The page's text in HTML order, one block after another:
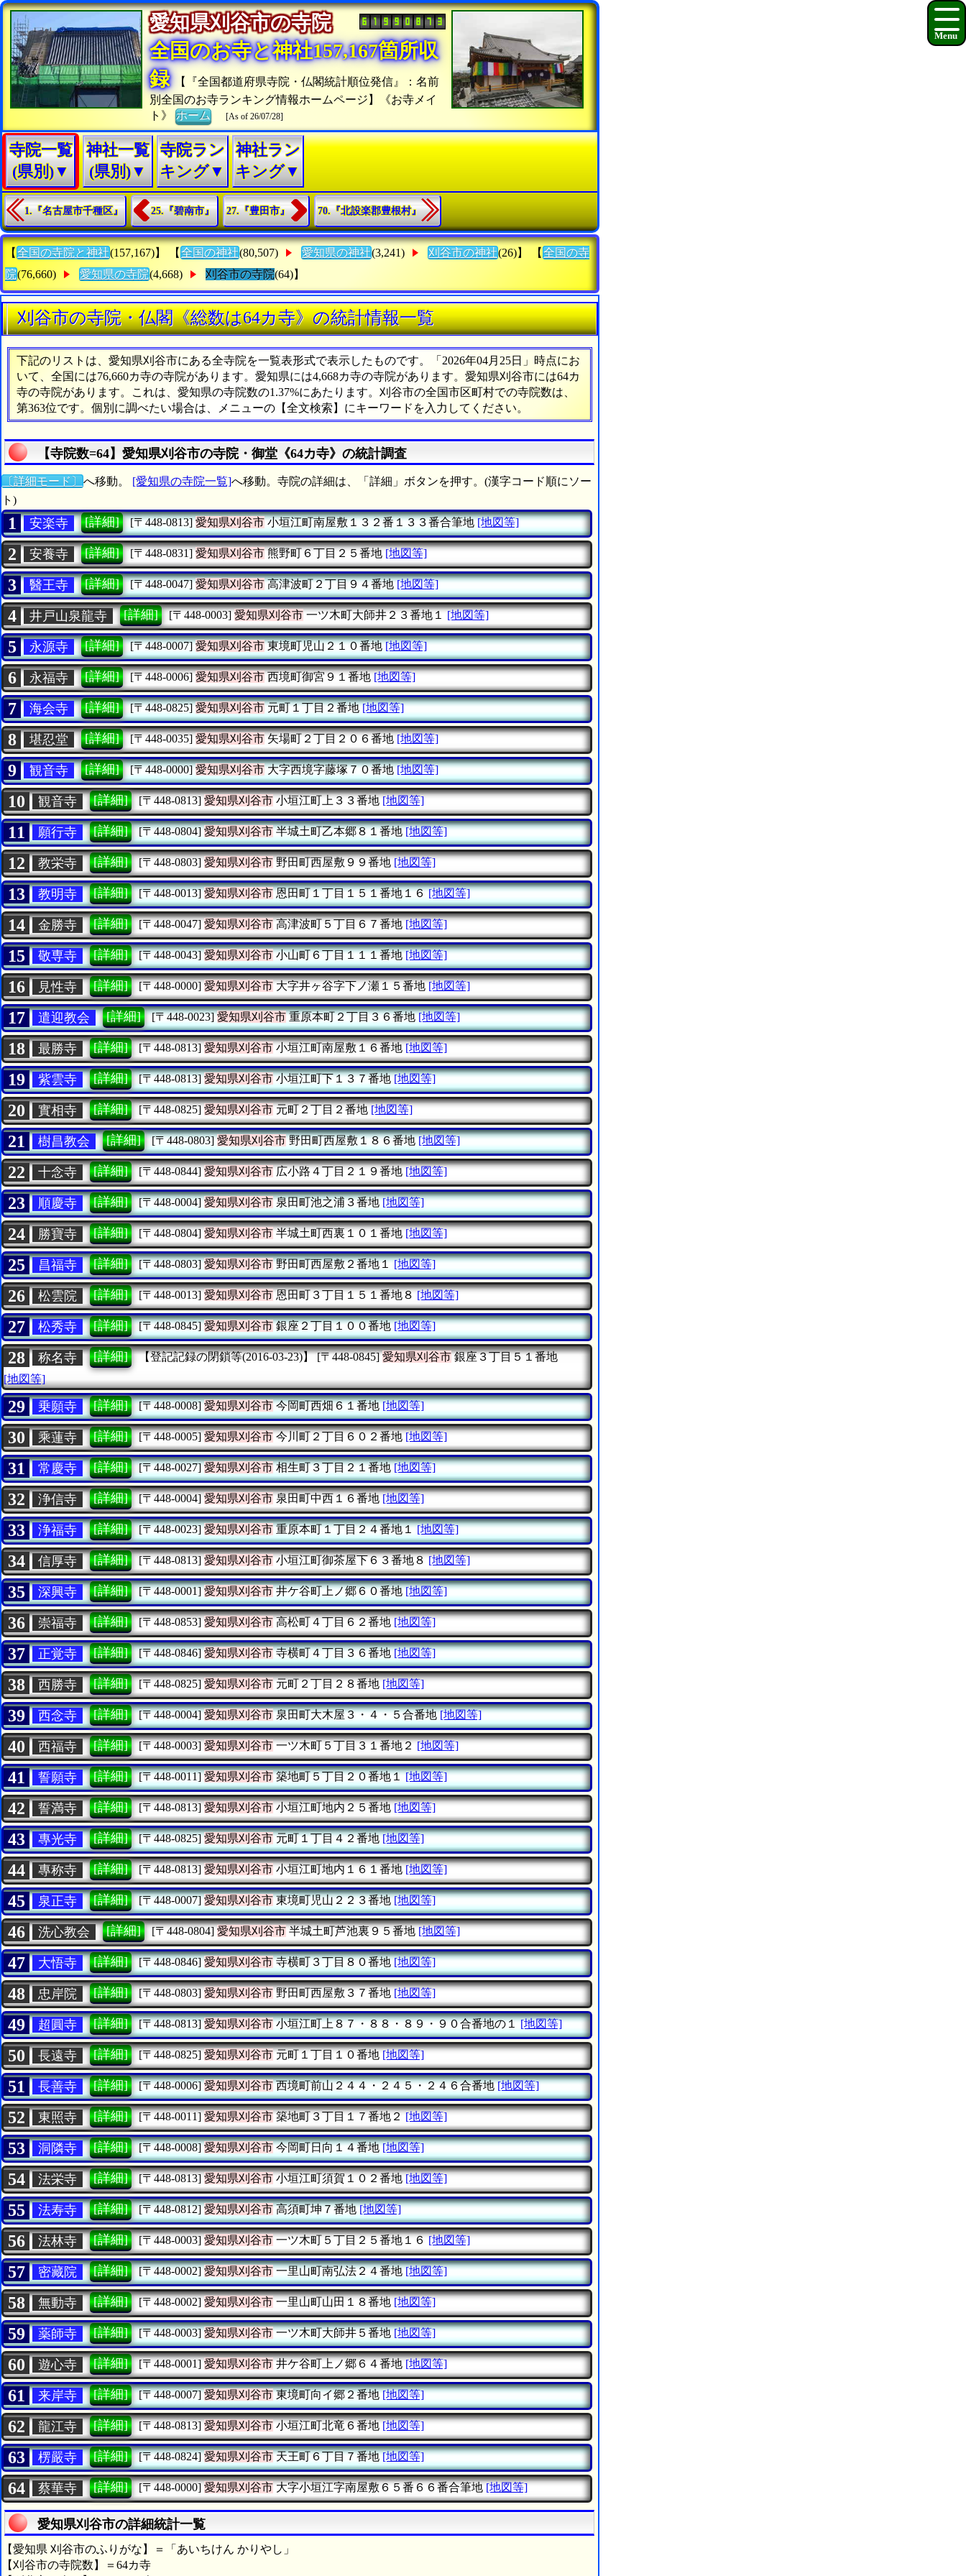
愛知県刈谷市の寺院
全国のお寺と神社157,167箇所収
録
【『全国都道府県寺院・仏閣統計順位発信』：名前
別全国のお寺ランキング情報ホームページ】《お寺メイ
ト》ホーム [As of 26/07/28]
寺院一覧
(県別)▼
神社一覧
(県別)▼
寺院ラン
キング▼
神社ラン
キング▼
1.『名古屋市千種区』 25.『碧南市』 27.『豊田市』 70.『北設楽郡豊根村』
【 全国の寺院と神社(157,167)】 【 全国の神社(80,507) 愛知県の神社(3,241) 刈谷市の神社(26)】 【 全国の寺
院(76,660) 愛知県の寺院(4,668) 刈谷市の寺院(64)】
刈谷市の寺院・仏閣《総数は64カ寺》の統計情報一覧
下記のリストは、愛知県刈谷市にある全寺院を一覧表形式で表示したものです。「2026年04月25日」時点にお
いて、全国には76,660カ寺の寺院があります。愛知県には4,668カ寺の寺院があります。愛知県刈谷市には64カ
寺の寺院があります。これは、愛知県の寺院数の1.37%にあたります。刈谷市の全国市区町村での寺院数は、
第363位です。個別に調べたい場合は、メニューの【全文検索】にキーワードを入力してください。
【寺院数=64】愛知県刈谷市の寺院・御堂《64カ寺》の統計調査
〔詳細モード〕 へ移動。 [愛知県の寺院一覧]へ移動。寺院の詳細は、「詳細」ボタンを押す。(漢字コード順にソー
ト)
1 安楽寺 [詳細] [〒448-0813] 愛知県刈谷市小垣江町南屋敷１３２番１３３番合筆地 [地図等]
2 安養寺 [詳細] [〒448-0831] 愛知県刈谷市熊野町６丁目２５番地 [地図等]
3 醫王寺 [詳細] [〒448-0047] 愛知県刈谷市高津波町２丁目９４番地 [地図等]
4 井戸山泉龍寺 [詳細] [〒448-0003] 愛知県刈谷市一ツ木町大師井２３番地１ [地図等]
5 永源寺 [詳細] [〒448-0007] 愛知県刈谷市東境町児山２１０番地 [地図等]
6 永福寺 [詳細] [〒448-0006] 愛知県刈谷市西境町御宮９１番地 [地図等]
7 海会寺 [詳細] [〒448-0825] 愛知県刈谷市元町１丁目２番地 [地図等]
8 堪忍堂 [詳細] [〒448-0035] 愛知県刈谷市矢場町２丁目２０６番地 [地図等]
9 観音寺 [詳細] [〒448-0000] 愛知県刈谷市大字西境字藤塚７０番地 [地図等]
10 観音寺 [詳細] [〒448-0813] 愛知県刈谷市小垣江町上３３番地 [地図等]
11 願行寺 [詳細] [〒448-0804] 愛知県刈谷市半城土町乙本郷８１番地 [地図等]
12 教栄寺 [詳細] [〒448-0803] 愛知県刈谷市野田町西屋敷９９番地 [地図等]
13 教明寺 [詳細] [〒448-0013] 愛知県刈谷市恩田町１丁目１５１番地１６ [地図等]
14 金勝寺 [詳細] [〒448-0047] 愛知県刈谷市高津波町５丁目６７番地 [地図等]
15 敬専寺 [詳細] [〒448-0043] 愛知県刈谷市小山町６丁目１１１番地 [地図等]
16 見性寺 [詳細] [〒448-0000] 愛知県刈谷市大字井ヶ谷字下ノ瀬１５番地 [地図等]
17 遣迎教会 [詳細] [〒448-0023] 愛知県刈谷市重原本町２丁目３６番地 [地図等]
18 最勝寺 [詳細] [〒448-0813] 愛知県刈谷市小垣江町南屋敷１６番地 [地図等]
19 紫雲寺 [詳細] [〒448-0813] 愛知県刈谷市小垣江町下１３７番地 [地図等]
20 實相寺 [詳細] [〒448-0825] 愛知県刈谷市元町２丁目２番地 [地図等]
21 樹昌教会 [詳細] [〒448-0803] 愛知県刈谷市野田町西屋敷１８６番地 [地図等]
22 十念寺 [詳細] [〒448-0844] 愛知県刈谷市広小路４丁目２１９番地 [地図等]
23 順慶寺 [詳細] [〒448-0004] 愛知県刈谷市泉田町池之浦３番地 [地図等]
24 勝寶寺 [詳細] [〒448-0804] 愛知県刈谷市半城土町西裏１０１番地 [地図等]
25 昌福寺 [詳細] [〒448-0803] 愛知県刈谷市野田町西屋敷２番地１ [地図等]
26 松雲院 [詳細] [〒448-0013] 愛知県刈谷市恩田町３丁目１５１番地８ [地図等]
27 松秀寺 [詳細] [〒448-0845] 愛知県刈谷市銀座２丁目１００番地 [地図等]
28 称名寺 [詳細] 【登記記録の閉鎖等(2016-03-23)】 [〒448-0845] 愛知県刈谷市銀座３丁目５１番地
[地図等]
29 乗願寺 [詳細] [〒448-0008] 愛知県刈谷市今岡町西畑６１番地 [地図等]
30 乘蓮寺 [詳細] [〒448-0005] 愛知県刈谷市今川町２丁目６０２番地 [地図等]
31 常慶寺 [詳細] [〒448-0027] 愛知県刈谷市相生町３丁目２１番地 [地図等]
32 浄信寺 [詳細] [〒448-0004] 愛知県刈谷市泉田町中西１６番地 [地図等]
33 浄福寺 [詳細] [〒448-0023] 愛知県刈谷市重原本町１丁目２４番地１ [地図等]
34 信厚寺 [詳細] [〒448-0813] 愛知県刈谷市小垣江町御茶屋下６３番地８ [地図等]
35 深興寺 [詳細] [〒448-0001] 愛知県刈谷市井ケ谷町上ノ郷６０番地 [地図等]
36 崇福寺 [詳細] [〒448-0853] 愛知県刈谷市高松町４丁目６２番地 [地図等]
37 正覚寺 [詳細] [〒448-0846] 愛知県刈谷市寺横町４丁目３６番地 [地図等]
38 西勝寺 [詳細] [〒448-0825] 愛知県刈谷市元町２丁目２８番地 [地図等]
39 西念寺 [詳細] [〒448-0004] 愛知県刈谷市泉田町大木屋３・４・５合番地 [地図等]
40 西福寺 [詳細] [〒448-0003] 愛知県刈谷市一ツ木町５丁目３１番地２ [地図等]
41 誓願寺 [詳細] [〒448-0011] 愛知県刈谷市築地町５丁目２０番地１ [地図等]
42 誓満寺 [詳細] [〒448-0813] 愛知県刈谷市小垣江町地内２５番地 [地図等]
43 專光寺 [詳細] [〒448-0825] 愛知県刈谷市元町１丁目４２番地 [地図等]
44 專称寺 [詳細] [〒448-0813] 愛知県刈谷市小垣江町地内１６１番地 [地図等]
45 泉正寺 [詳細] [〒448-0007] 愛知県刈谷市東境町児山２２３番地 [地図等]
46 洗心教会 [詳細] [〒448-0804] 愛知県刈谷市半城土町芦池裏９５番地 [地図等]
47 大悟寺 [詳細] [〒448-0846] 愛知県刈谷市寺横町３丁目８０番地 [地図等]
48 忠岸院 [詳細] [〒448-0803] 愛知県刈谷市野田町西屋敷３７番地 [地図等]
49 超圓寺 [詳細] [〒448-0813] 愛知県刈谷市小垣江町上８７・８８・８９・９０合番地の１ [地図等]
50 長遠寺 [詳細] [〒448-0825] 愛知県刈谷市元町１丁目１０番地 [地図等]
51 長善寺 [詳細] [〒448-0006] 愛知県刈谷市西境町前山２４４・２４５・２４６合番地 [地図等]
52 東照寺 [詳細] [〒448-0011] 愛知県刈谷市築地町３丁目１７番地２ [地図等]
53 洞隣寺 [詳細] [〒448-0008] 愛知県刈谷市今岡町日向１４番地 [地図等]
54 法栄寺 [詳細] [〒448-0813] 愛知県刈谷市小垣江町須賀１０２番地 [地図等]
55 法寿寺 [詳細] [〒448-0812] 愛知県刈谷市高須町坤７番地 [地図等]
56 法林寺 [詳細] [〒448-0003] 愛知県刈谷市一ツ木町５丁目２５番地１６ [地図等]
57 密藏院 [詳細] [〒448-0002] 愛知県刈谷市一里山町南弘法２４番地 [地図等]
58 無動寺 [詳細] [〒448-0002] 愛知県刈谷市一里山町山田１８番地 [地図等]
59 薬師寺 [詳細] [〒448-0003] 愛知県刈谷市一ツ木町大師井５番地 [地図等]
60 遊心寺 [詳細] [〒448-0001] 愛知県刈谷市井ケ谷町上ノ郷６４番地 [地図等]
61 来岸寺 [詳細] [〒448-0007] 愛知県刈谷市東境町向イ郷２番地 [地図等]
62 龍江寺 [詳細] [〒448-0813] 愛知県刈谷市小垣江町北竜６番地 [地図等]
63 楞嚴寺 [詳細] [〒448-0824] 愛知県刈谷市天王町６丁目７番地 [地図等]
64 蔡華寺 [詳細] [〒448-0000] 愛知県刈谷市大字小垣江字南屋敷６５番６６番合筆地 [地図等]
愛知県刈谷市の詳細統計一覧
【愛知県 刈谷市のふりがな】＝「あいちけん かりやし」
【刈谷市の寺院数】＝64カ寺